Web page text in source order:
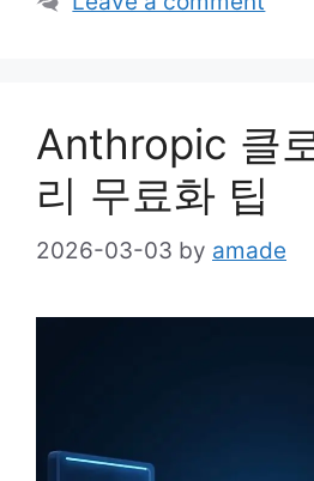
Anthropic 클
리 무료화 팁
2026-03-03 by amade